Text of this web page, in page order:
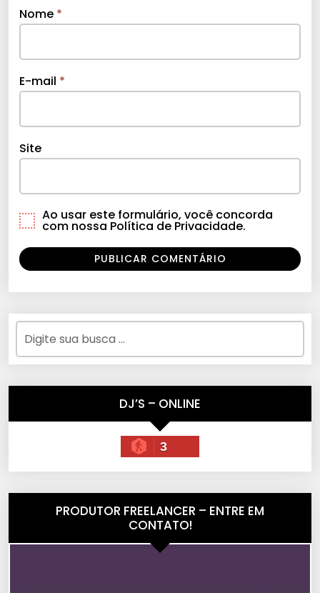
Nome *
E-mail *
Site
Ao usar este formulário, você concorda
com nossa Política de Privacidade.
DJ’S – ONLINE
3
PRODUTOR FREELANCER – ENTRE EM
CONTATO!